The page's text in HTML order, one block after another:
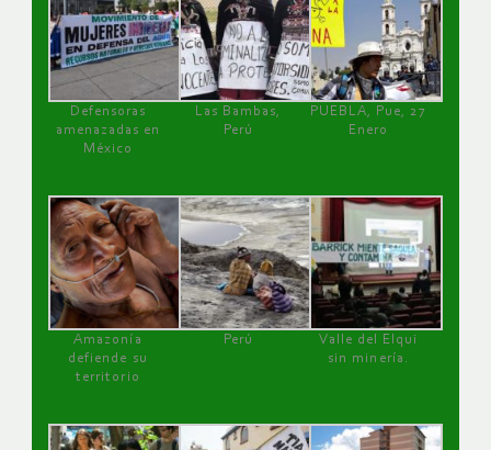
Defensoras
amenazadas en
México
Las Bambas,
Perú
PUEBLA, Pue, 27
Enero
Amazonía
defiende su
territorio
Perú
Valle del Elqui
sin minería.